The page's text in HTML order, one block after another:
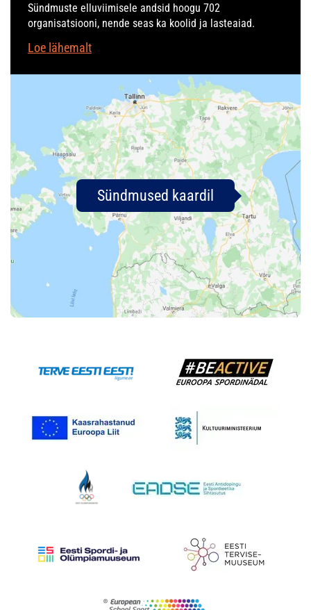
Sündmuste elluviimisele andsid hoogu 702
organisatsiooni, nende seas ka koolid ja lasteaiad.
Loe lähemalt
Sündmused kaardil